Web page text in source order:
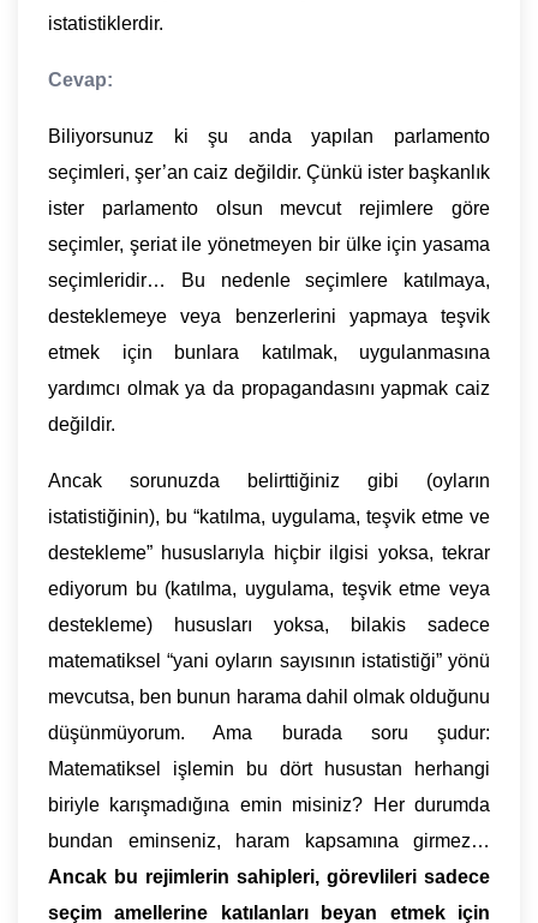
istatistiklerdir.
Cevap:
Biliyorsunuz ki şu anda yapılan parlamento
seçimleri, şer’an caiz değildir. Çünkü ister başkanlık
ister parlamento olsun mevcut rejimlere göre
seçimler, şeriat ile yönetmeyen bir ülke için yasama
seçimleridir… Bu nedenle seçimlere katılmaya,
desteklemeye veya benzerlerini yapmaya teşvik
etmek için bunlara katılmak, uygulanmasına
yardımcı olmak ya da propagandasını yapmak caiz
değildir.
Ancak sorunuzda belirttiğiniz gibi (oyların
istatistiğinin), bu “katılma, uygulama, teşvik etme ve
destekleme” hususlarıyla hiçbir ilgisi yoksa, tekrar
ediyorum bu (katılma, uygulama, teşvik etme veya
destekleme) hususları yoksa, bilakis sadece
matematiksel “yani oyların sayısının istatistiği” yönü
mevcutsa, ben bunun harama dahil olmak olduğunu
düşünmüyorum. Ama burada soru şudur:
Matematiksel işlemin bu dört husustan herhangi
biriyle karışmadığına emin misiniz? Her durumda
bundan eminseniz, haram kapsamına girmez…
Ancak bu rejimlerin sahipleri, görevlileri sadece
seçim amellerine katılanları beyan etmek için